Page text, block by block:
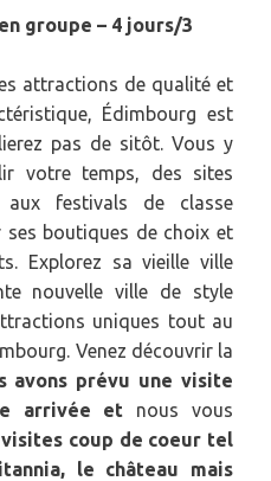
groupe – 4 jours/3
attractions de qualité et
Édimbourg est
pas de sitôt. Vous y
votre temps, des sites
aux festivals de classe
ses boutiques de choix et
Explorez sa vieille ville
nouvelle ville de style
uniques tout au
Venez découvrir la
avons prévu une visite
arrivée et nous vous
coup de coeur tel
le château mais